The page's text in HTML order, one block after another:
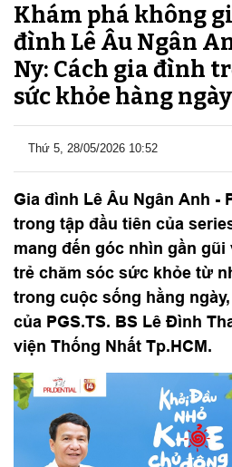
Khám phá không
đình Lê Âu Ngân
Ny: Cách gia đình
sức khỏe hàng ngày
Thứ 5, 28/05/2026 10:52
Gia đình Lê Âu Ngân Anh -
trong tập đầu tiên của
mang đến góc nhìn gần
trẻ chăm sóc sức khỏe từ
trong cuộc sống hằng
của PGS.TS. BS Lê Đình
viện Thống Nhất Tp.HCM.